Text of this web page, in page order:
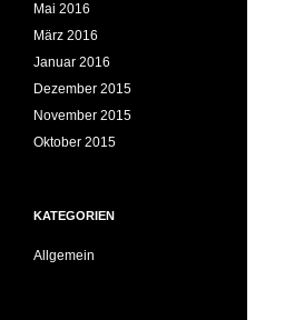
Mai 2016
März 2016
Januar 2016
Dezember 2015
November 2015
Oktober 2015
KATEGORIEN
Allgemein